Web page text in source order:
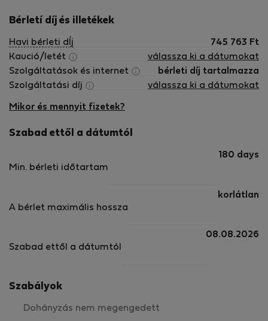
Bérletí díj és illetékek
Havi bérleti dÍj 745 763 Ft
Kaució/letét
válassza ki a dátumokat
Szolgáltatások és internet
bérleti díj tartalmazza
Szolgáltatási díj
válassza ki a dátumokat
Mikor és mennyit fizetek?
Szabad ettől a dátumtól
Min. bérleti időtartam
180 days
A bérlet maximális hossza
korlátlan
Szabad ettől a dátumtól
08.08.2026
Szabályok
Dohányzás nem megengedett